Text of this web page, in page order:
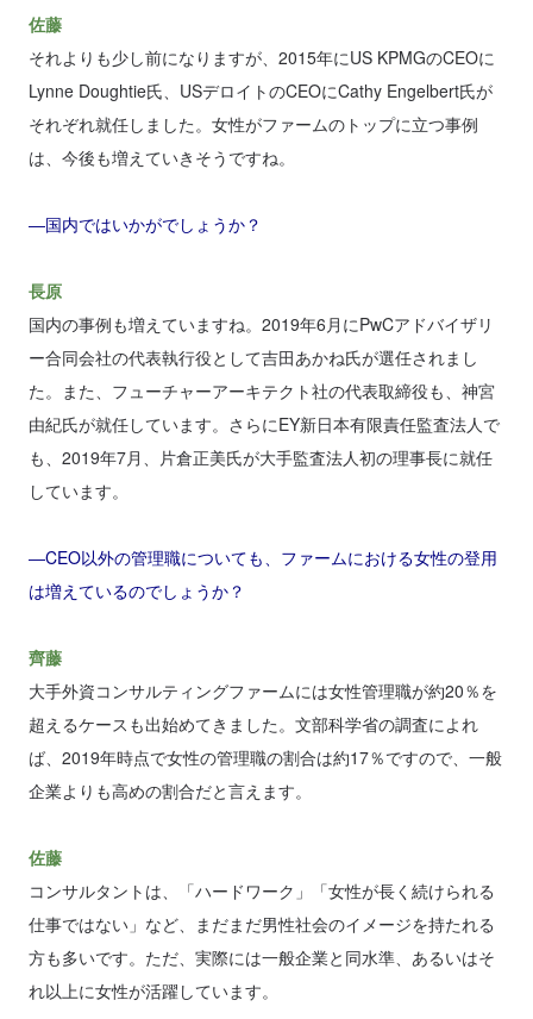
佐藤
それよりも少し前になりますが、2015年にUS KPMGのCEOに
Lynne Doughtie氏、USデロイトのCEOにCathy Engelbert氏が
それぞれ就任しました。女性がファームのトップに立つ事例
は、今後も増えていきそうですね。
―国内ではいかがでしょうか？
長原
国内の事例も増えていますね。2019年6月にPwCアドバイザリ
ー合同会社の代表執行役として吉田あかね氏が選任されまし
た。また、フューチャーアーキテクト社の代表取締役も、神宮
由紀氏が就任しています。さらにEY新日本有限責任監査法人で
も、2019年7月、片倉正美氏が大手監査法人初の理事長に就任
しています。
―CEO以外の管理職についても、ファームにおける女性の登用
は増えているのでしょうか？
齊藤
大手外資コンサルティングファームには女性管理職が約20％を
超えるケースも出始めてきました。文部科学省の調査によれ
ば、2019年時点で女性の管理職の割合は約17％ですので、一般
企業よりも高めの割合だと言えます。
佐藤
コンサルタントは、「ハードワーク」「女性が長く続けられる
仕事ではない」など、まだまだ男性社会のイメージを持たれる
方も多いです。ただ、実際には一般企業と同水準、あるいはそ
れ以上に女性が活躍しています。